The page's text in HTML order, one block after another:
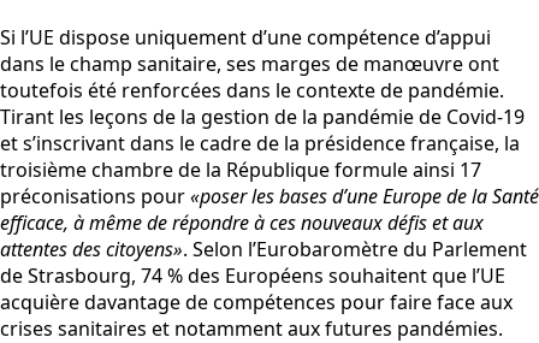
Si l’UE dispose uniquement d’une compétence d’appui
dans le champ sanitaire, ses marges de manœuvre ont
toutefois été renforcées dans le contexte de pandémie.
Tirant les leçons de la gestion de la pandémie de Covid-19
et s’inscrivant dans le cadre de la présidence française, la
troisième chambre de la République formule ainsi 17
préconisations pour«poser les bases d’une Europe de la Santé
efficace, à même de répondre à ces nouveaux défis et aux
attentes des citoyens». Selon l’Eurobaromètre du Parlement
de Strasbourg, 74 % des Européens souhaitent que l’UE
acquière davantage de compétences pour faire face aux
crises sanitaires et notamment aux futures pandémies.